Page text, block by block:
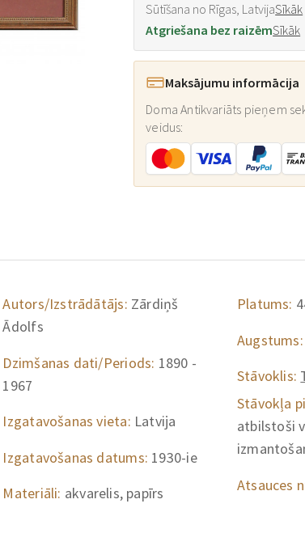
Sūtīšana no Rīgas, LatvijaSīkāk
Atgriešana bez raizēmSīkāk
Maksājumu informācija
Doma Antikvariāts pieņem
veidus:
Autors/Izstrādātājs: Zārdiņš
Ādolfs
Dzimšanas dati/Periods: 1890 -
1967
Izgatavošanas vieta: Latvija
Izgatavošanas datums: 1930-ie
Materiāli: akvarelis, papīrs
Platums:
Augstums:
Stāvoklis:
Stāvokļa
atbilstoši
Atsauces